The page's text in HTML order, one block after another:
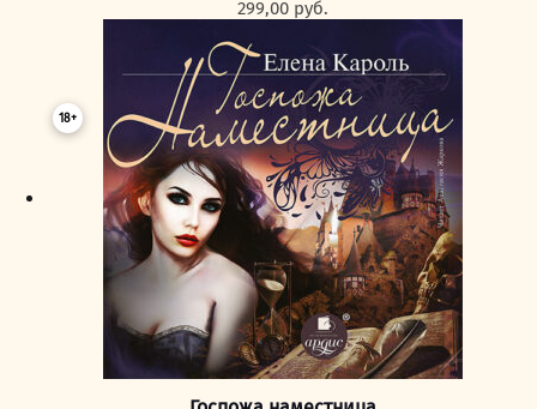
299,00 руб.
18+